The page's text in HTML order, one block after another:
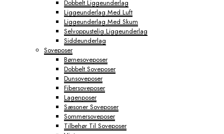
Dobbelt Liggeunderlag
Liggeunderlag Med Luft
Liggeunderlag Med Skum
Selvoppustelig Liggeunderlag
Siddeunderlag
Soveposer
Børnesoveposer
Dobbelt Soveposer
Dunsoveposer
Fibersoveposer
Lagenposer
Sæsoner Soveposer
Sommersoveposer
Tilbehør Til Soveposer